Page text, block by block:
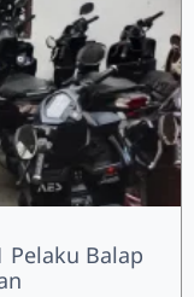
Pelaku Balap